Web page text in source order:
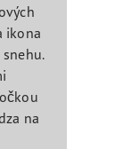
ikona
na